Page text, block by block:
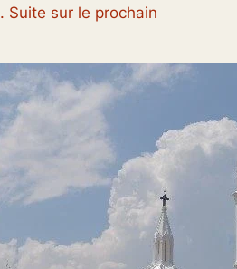
. Suite sur le prochain